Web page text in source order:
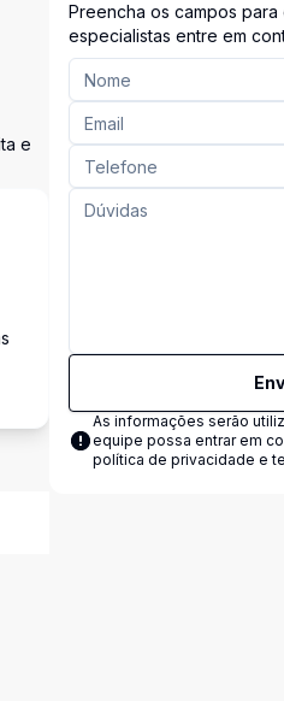
e
s
Preencha os campos para
especialistas entre em
As informações serão
equipe possa entrar em
política de privacidade e